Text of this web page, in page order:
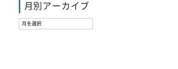
月別アーカイブ